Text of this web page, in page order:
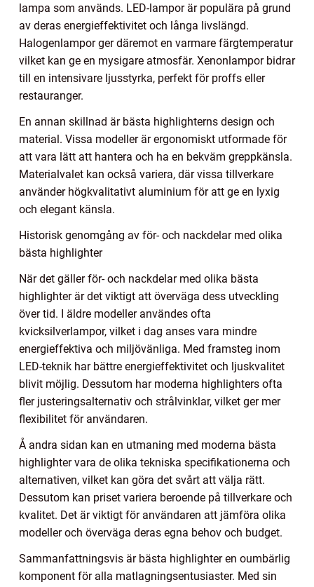
lampa som används. LED-lampor är populära på grund
av deras energieffektivitet och långa livslängd.
Halogenlampor ger däremot en varmare färgtemperatur
vilket kan ge en mysigare atmosfär. Xenonlampor bidrar
till en intensivare ljusstyrka, perfekt för proffs eller
restauranger.
En annan skillnad är bästa highlighterns design och
material. Vissa modeller är ergonomiskt utformade för
att vara lätt att hantera och ha en bekväm greppkänsla.
Materialvalet kan också variera, där vissa tillverkare
använder högkvalitativt aluminium för att ge en lyxig
och elegant känsla.
Historisk genomgång av för- och nackdelar med olika
bästa highlighter
När det gäller för- och nackdelar med olika bästa
highlighter är det viktigt att överväga dess utveckling
över tid. I äldre modeller användes ofta
kvicksilverlampor, vilket i dag anses vara mindre
energieffektiva och miljövänliga. Med framsteg inom
LED-teknik har bättre energieffektivitet och ljuskvalitet
blivit möjlig. Dessutom har moderna highlighters ofta
fler justeringsalternativ och strålvinklar, vilket ger mer
flexibilitet för användaren.
Å andra sidan kan en utmaning med moderna bästa
highlighter vara de olika tekniska specifikationerna och
alternativen, vilket kan göra det svårt att välja rätt.
Dessutom kan priset variera beroende på tillverkare och
kvalitet. Det är viktigt för användaren att jämföra olika
modeller och överväga deras egna behov och budget.
Sammanfattningsvis är bästa highlighter en oumbärlig
komponent för alla matlagningsentusiaster. Med sin